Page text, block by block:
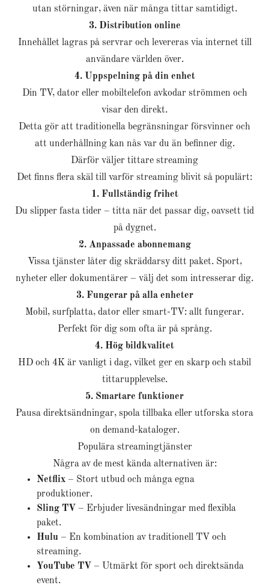
utan störningar, även när många tittar samtidigt.
3. Distribution online
Innehållet lagras på servrar och levereras via internet till
användare världen över.
4. Uppspelning på din enhet
Din TV, dator eller mobiltelefon avkodar strömmen och
visar den direkt.
Detta gör att traditionella begränsningar försvinner och
att underhållning kan nås var du än befinner dig.
Därför väljer tittare streaming
Det finns flera skäl till varför streaming blivit så populärt:
1. Fullständig frihet
Du slipper fasta tider – titta när det passar dig, oavsett tid
på dygnet.
2. Anpassade abonnemang
Vissa tjänster låter dig skräddarsy ditt paket. Sport,
nyheter eller dokumentärer – välj det som intresserar dig.
3. Fungerar på alla enheter
Mobil, surfplatta, dator eller smart-TV: allt fungerar.
Perfekt för dig som ofta är på språng.
4. Hög bildkvalitet
HD och 4K är vanligt i dag, vilket ger en skarp och stabil
tittarupplevelse.
5. Smartare funktioner
Pausa direktsändningar, spola tillbaka eller utforska stora
on demand-kataloger.
Populära streamingtjänster
Några av de mest kända alternativen är:
Netflix– Stort utbud och många egna
produktioner.
Sling TV – Erbjuder livesändningar med flexibla
paket.
Hulu– En kombination av traditionell TV och
streaming.
YouTube TV – Utmärkt för sport och direktsända
event.